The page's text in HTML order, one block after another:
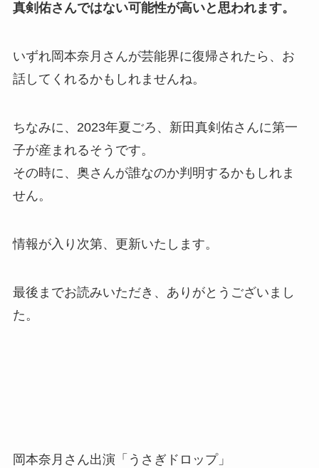
真剣佑さんではない可能性が高いと思われます。
いずれ岡本奈月さんが芸能界に復帰されたら、お
話してくれるかもしれませんね。
ちなみに、2023年夏ごろ、新田真剣佑さんに第一
子が産まれるそうです。
その時に、奥さんが誰なのか判明するかもしれま
せん。
情報が入り次第、更新いたします。
最後までお読みいただき、ありがとうございまし
た。
岡本奈月さん出演「うさぎドロップ」